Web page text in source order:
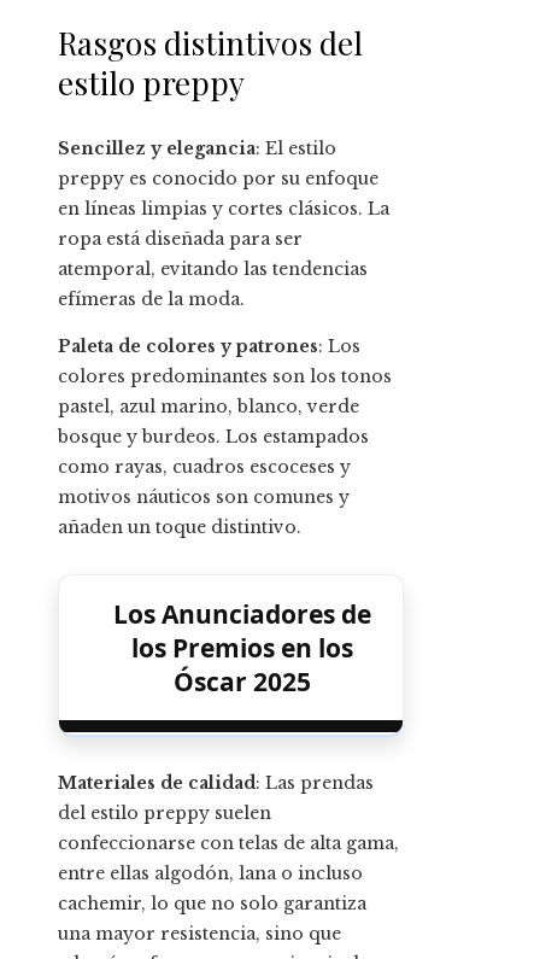
Rasgos distintivos del
estilo preppy
Sencillez y elegancia: El estilo
preppy es conocido por su enfoque
en líneas limpias y cortes clásicos. La
ropa está diseñada para ser
atemporal, evitando las tendencias
efímeras de la moda.
Paleta de colores y patrones: Los
colores predominantes son los tonos
pastel, azul marino, blanco, verde
bosque y burdeos. Los estampados
como rayas, cuadros escoceses y
motivos náuticos son comunes y
añaden un toque distintivo.
Los Anunciadores de
los Premios en los
Óscar 2025
Materiales de calidad: Las prendas
del estilo preppy suelen
confeccionarse con telas de alta gama,
entre ellas algodón, lana o incluso
cachemir, lo que no solo garantiza
una mayor resistencia, sino que